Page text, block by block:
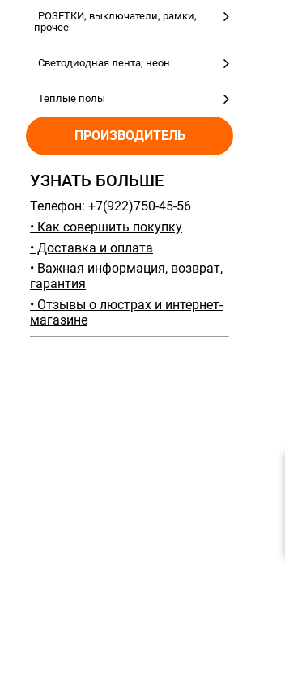
РОЗЕТКИ, выключатели, рамки,
прочее
Светодиодная лента, неон
Теплые полы
ПРОИЗВОДИТЕЛЬ
УЗНАТЬ БОЛЬШЕ
Телефон: +7(922)750-45-56
• Как совершить покупку
• Доставка и оплата
• Важная информация, возврат,
гарантия
• Отзывы о люстрах и интернет-
магазине